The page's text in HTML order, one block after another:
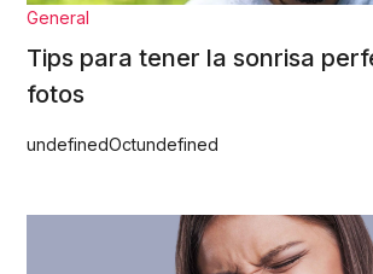
General
Tips para tener la sonrisa
fotos
undefinedOctundefined